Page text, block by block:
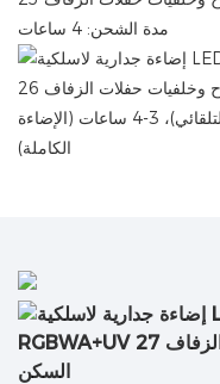
مدة الشحن: 4 ساعات
مدة الاستخدام: 9-10 ساعات (الوضع التلقائي)، 3-4 ساعات (الإضاءة
الكاملة)
السكن